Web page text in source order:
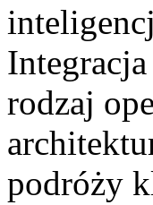
rodzaj
podróży